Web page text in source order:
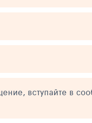
вступайте в